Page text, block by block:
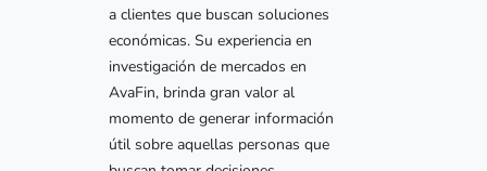
a clientes que buscan soluciones
económicas. Su experiencia en
investigación de mercados en
AvaFin, brinda gran valor al
momento de generar información
útil sobre aquellas personas que